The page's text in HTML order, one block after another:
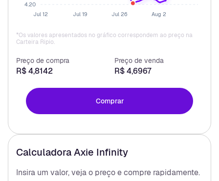
4.20
Jul 12
Jul 19 Jul 26 Aug 2
*Os valores apresentados no gráfico correspondem ao preço na
Carteira Ripio.
Preço de compra
R$ 4,8142
Preço de venda
R$ 4,6967
Comprar
CalculadoraAxie Infinity
Insira um valor, veja o preço e compre rapidamente.